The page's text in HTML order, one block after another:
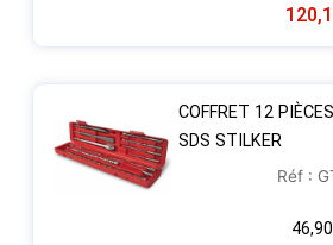
COFFRET 12
SDS STILKER
Réf :
46,90